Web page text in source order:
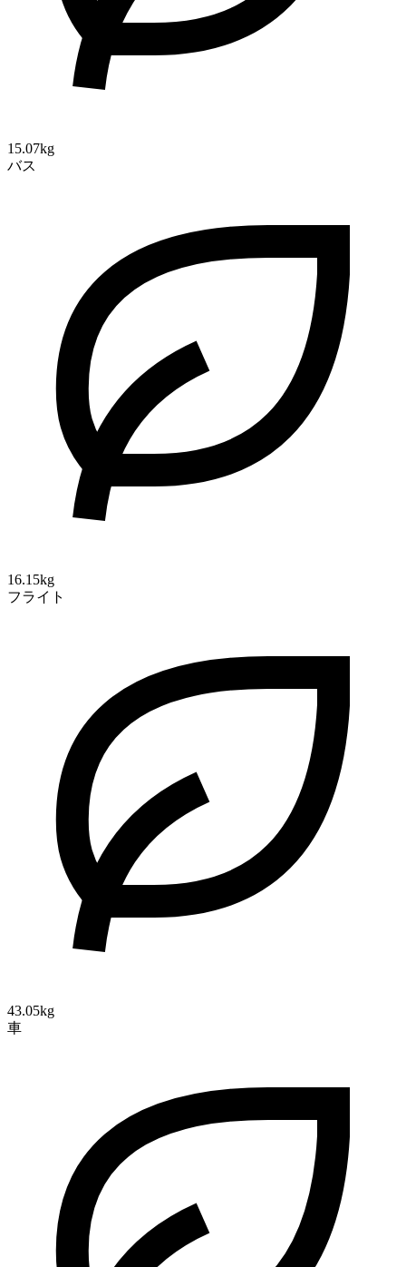
15.07kg
バス
16.15kg
フライト
43.05kg
車